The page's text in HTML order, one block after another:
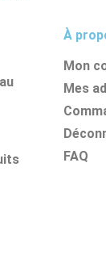
À
Mon
Mes
FAQ